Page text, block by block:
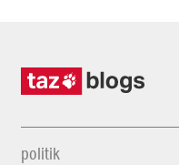
politik